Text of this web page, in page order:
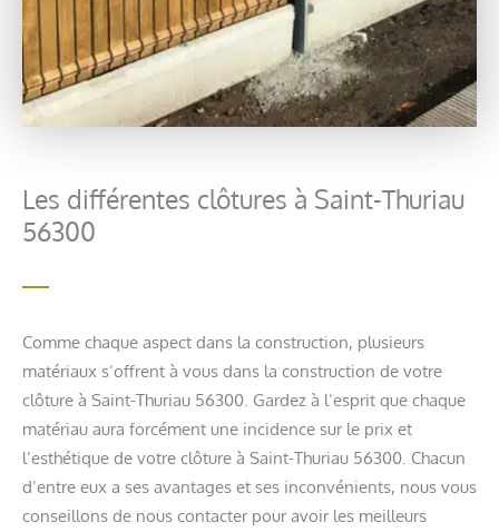
Les différentes clôtures à Saint-Thuriau
56300
Comme chaque aspect dans la construction, plusieurs
matériaux s’offrent à vous dans la construction de votre
clôture à Saint-Thuriau 56300. Gardez à l’esprit que chaque
matériau aura forcément une incidence sur le prix et
l’esthétique de votre clôture à Saint-Thuriau 56300. Chacun
d’entre eux a ses avantages et ses inconvénients, nous vous
conseillons de nous contacter pour avoir les meilleurs